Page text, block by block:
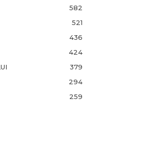
582
521
436
424
379
294
259